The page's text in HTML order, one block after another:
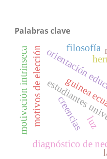
Palabras clave
creencias
diagnóstico de
estudiantes
guinea
motivos de elecciónorientación
motivación intrínseca filosofía
luz